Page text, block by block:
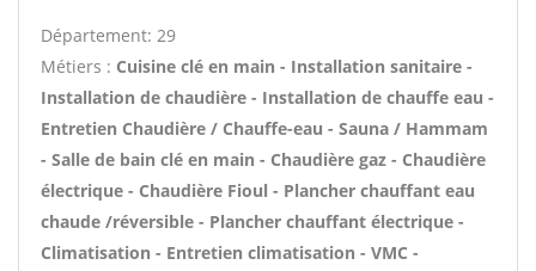
Département: 29
Métiers : Cuisine clé en main - Installation sanitaire -
Installation de chaudière - Installation de chauffe eau -
Entretien Chaudière / Chauffe-eau - Sauna / Hammam
- Salle de bain clé en main - Chaudière gaz - Chaudière
électrique - Chaudière Fioul - Plancher chauffant eau
chaude /réversible - Plancher chauffant électrique -
Climatisation - Entretien climatisation - VMC -